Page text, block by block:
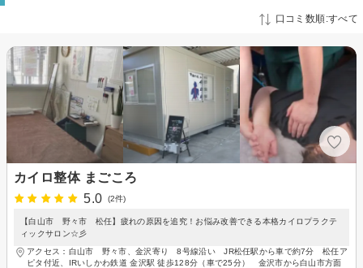
口コミ数順:すべて
カイロ整体 まごころ
5.0
(2件)
【白山市 野々市 松任】疲れの原因を追究！お悩み改善できる本格カイロプラクテ
ィックサロン☆彡
アクセス：白山市 野々市、金沢寄り 8号線沿い JR松任駅から車で約7分 松任ア
ピタ付近、IRいしかわ鉄道 金沢駅 徒歩128分（車で25分） 金沢市から白山市方面